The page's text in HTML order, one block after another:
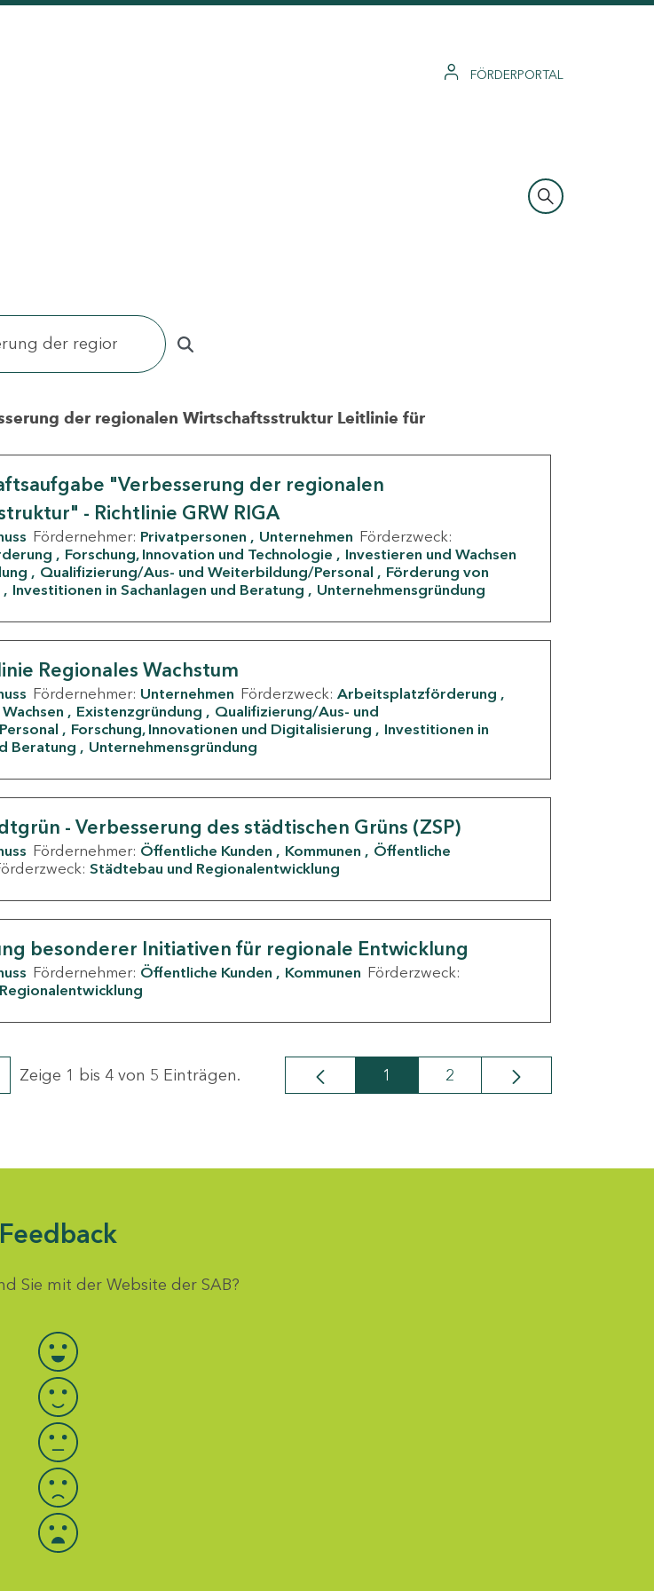
FÖRDERPORTAL
der regionalen Wirtschaftsstruktur Leitlinie für
"Verbesserung der regionalen
- Richtlinie GRW RIGA
Fördernehmer: Privatpersonen Unternehmen Förderzweck:
Forschung, Innovation und Technologie
Investieren und Wachsen
Qualifizierung/Aus- und Weiterbildung/Personal
Förderung von
Investitionen in Sachanlagen und Beratung Unternehmensgründung
Regionales Wachstum
Fördernehmer: Unternehmen Förderzweck: Arbeitsplatzförderung
Existenzgründung
Qualifizierung/Aus- und
Forschung, Innovationen und Digitalisierung
Investitionen in
Beratung
Unternehmensgründung
- Verbesserung des städtischen Grüns (ZSP)
Fördernehmer: Öffentliche Kunden Kommunen
Öffentliche
Städtebau und Regionalentwicklung
besonderer Initiativen für regionale Entwicklung
Fördernehmer: Öffentliche Kunden Kommunen Förderzweck:
Zeige 1 bis 4 von 5 Einträgen. Seite
1 Seite
2
Feedback
Sie mit der Website der SAB?
Bewertung auswählen